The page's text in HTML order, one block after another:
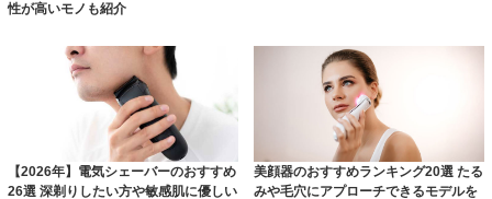
性が高いモノも紹介
【2026年】電気シェーバーのおすすめ
26選 深剃りしたい方や敏感肌に優しい
美顔器のおすすめランキング20選 たる
みや毛穴にアプローチできるモデルを